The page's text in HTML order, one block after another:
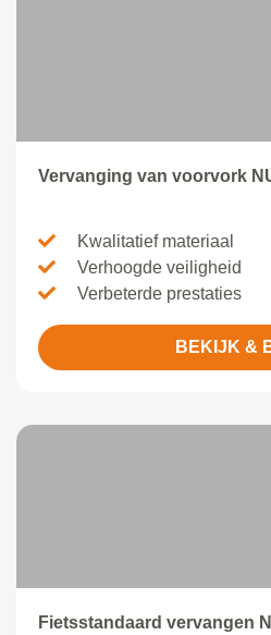
Vervanging van voorvork
Kwalitatief materiaal
Verhoogde veiligheid
Verbeterde prestaties
BEKIJK &
Fietsstandaard vervangen